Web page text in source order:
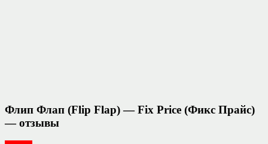
Флип Флап (Flip Flap) — Fix Price (Фикс Прайс)
— отзывы